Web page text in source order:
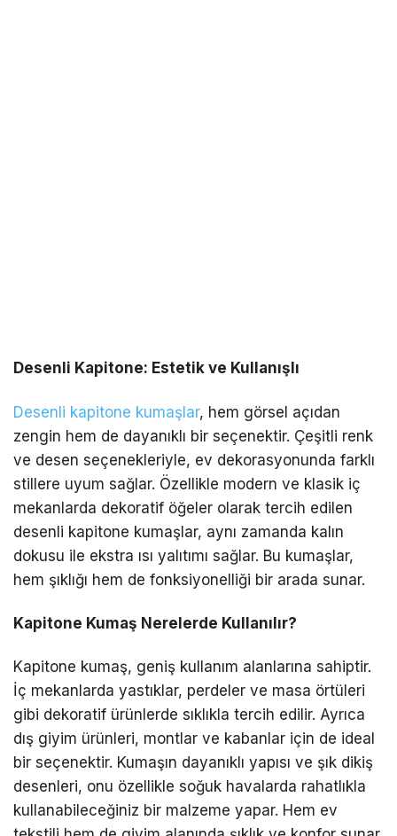
Desenli Kapitone: Estetik ve Kullanışlı
Desenli kapitone kumaşlar, hem görsel açıdan
zengin hem de dayanıklı bir seçenektir. Çeşitli renk
ve desen seçenekleriyle, ev dekorasyonunda farklı
stillere uyum sağlar. Özellikle modern ve klasik iç
mekanlarda dekoratif öğeler olarak tercih edilen
desenli kapitone kumaşlar, aynı zamanda kalın
dokusu ile ekstra ısı yalıtımı sağlar. Bu kumaşlar,
hem şıklığı hem de fonksiyonelliği bir arada sunar.
Kapitone Kumaş Nerelerde Kullanılır?
Kapitone kumaş, geniş kullanım alanlarına sahiptir.
İç mekanlarda yastıklar, perdeler ve masa örtüleri
gibi dekoratif ürünlerde sıklıkla tercih edilir. Ayrıca
dış giyim ürünleri, montlar ve kabanlar için de ideal
bir seçenektir. Kumaşın dayanıklı yapısı ve şık dikiş
desenleri, onu özellikle soğuk havalarda rahatlıkla
kullanabileceğiniz bir malzeme yapar. Hem ev